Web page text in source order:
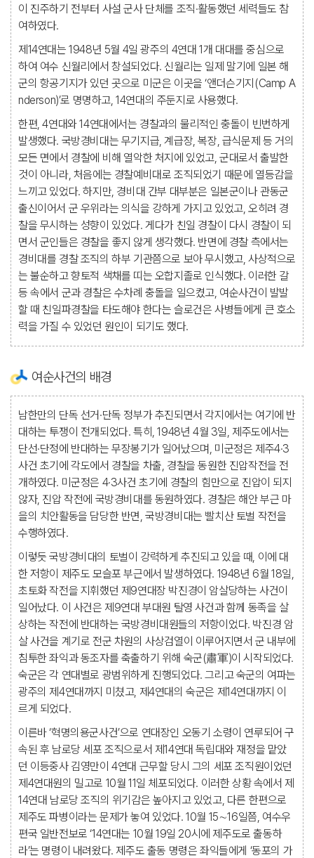
이 진주하기 전부터 사설 군사 단체를 조직·활동했던 세력들도 참
여하였다.
제14연대는 1948년 5월 4일 광주의 4연대 1개 대대를 중심으로
하여 여수 신월리에서 창설되었다. 신월리는 일제 말기에 일본 해
군의 항공기지가 있던 곳으로 미군은 이곳을 ‘앤더슨기지(Camp A
nderson)’로 명명하고, 14연대의 주둔지로 사용했다.
한편, 4연대와 14연대에서는 경찰과의 물리적인 충돌이 빈번하게
발생했다. 국방경비대는 무기지급, 계급장, 복장, 급식문제 등 거의
모든 면에서 경찰에 비해 열악한 처지에 있었고, 군대로서 출발한
것이 아니라, 처음에는 경찰예비대로 조직되었기 때문에 열등감을
느끼고 있었다. 하지만, 경비대 간부 대부분은 일본군이나 관동군
출신이어서 군 우위라는 의식을 강하게 가지고 있었고, 오히려 경
찰을 무시하는 성향이 있었다. 게다가 친일 경찰이 다시 경찰이 되
면서 군인들은 경찰을 좋지 않게 생각했다. 반면에 경찰 측에서는
경비대를 경찰 조직의 하부 기관쯤으로 보아 무시했고, 사상적으로
는 불순하고 향토적 색채를 띠는 오합지졸로 인식했다. 이러한 갈
등 속에서 군과 경찰은 수차례 충돌을 일으켰고, 여순사건이 발발
할 때 친일파경찰을 타도해야 한다는 슬로건은 사병들에게 큰 호소
력을 가질 수 있었던 원인이 되기도 했다.
여순사건의 배경
남한만의 단독 선거·단독 정부가 추진되면서 각지에서는 여기에 반
대하는 투쟁이 전개되었다. 특히, 1948년 4월 3일, 제주도에서는
단선·단정에 반대하는 무장봉기가 일어났으며, 미군정은 제주4·3
사건 초기에 각도에서 경찰을 차출, 경찰을 동원한 진압작전을 전
개하였다. 미군정은 4·3사건 초기에 경찰의 힘만으로 진압이 되지
않자, 진압 작전에 국방경비대를 동원하였다. 경찰은 해안 부근 마
을의 치안활동을 담당한 반면, 국방경비대는 빨치산 토벌 작전을
수행하였다.
이렇듯 국방경비대의 토벌이 강력하게 추진되고 있을 때, 이에 대
한 저항이 제주도 모슬포 부근에서 발생하였다. 1948년 6월 18일,
초토화 작전을 지휘했던 제9연대장 박진경이 암살당하는 사건이
일어났다. 이 사건은 제9연대 부대원 탈영 사건과 함께 동족을 살
상하는 작전에 반대하는 국방경비대원들의 저항이었다. 박진경 암
살 사건을 계기로 전군 차원의 사상검열이 이루어지면서 군 내부에
침투한 좌익과 동조자를 축출하기 위해 숙군(肅軍)이 시작되었다.
숙군은 각 연대별로 광범위하게 진행되었다. 그리고 숙군의 여파는
광주의 제4연대까지 미쳤고, 제4연대의 숙군은 제14연대까지 이
르게 되었다.
이른바 ‘혁명의용군사건’으로 연대장인 오동기 소령이 연루되어 구
속된 후 남로당 세포 조직으로서 제14연대 독립대와 재정을 맡았
던 이등중사 김영만이 4연대 근무할 당시 그의 세포 조직원이었던
제4연대원의 밀고로 10월 11일 체포되었다. 이러한 상황 속에서 제
14연대 남로당 조직의 위기감은 높아지고 있었고, 다른 한편으로
제주도 파병이라는 문제가 놓여 있었다. 10월 15∼16일쯤, 여수우
편국 일반전보로 ‘14연대는 10월 19일 20시에 제주도로 출동하
라’는 명령이 내려왔다. 제주도 출동 명령은 좌익들에게 ‘동포의 가